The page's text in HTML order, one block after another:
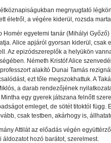
megnyugtató
életről, a végére kiderül, rozsda
egyetemi tanár (Mihályi
Alice apjáról gyorsan kiderül, csak
Az epizódszereplők a helyükön
Németh Kristóf Alice
alakító Dunai Tamás
ezt tőle megszokhattuk. A
a darab rendezőjének
egy gyerek játszana felnőtt
emleget, de sötét titoktól függ.
csak testben, akárhogy is,
Attilát az előadás végén
hozó barátot, szerelmest.